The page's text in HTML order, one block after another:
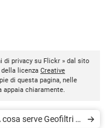
di privacy su Flickr » dal sito
licenza Creative
di questa pagina, nelle
appaia chiaramente.
cosa serve Geofiltri di